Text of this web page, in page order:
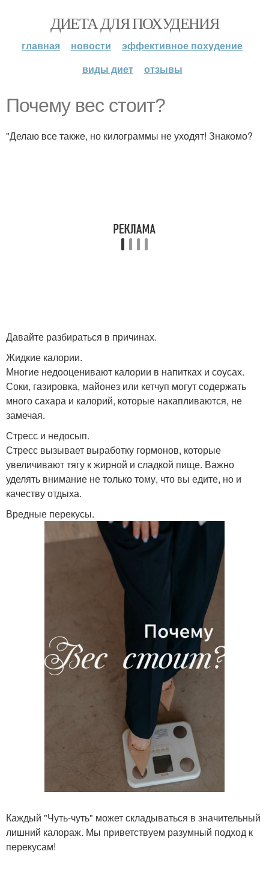
ДИЕТА ДЛЯ ПОХУДЕНИЯ
главная новости
эффективное похудение
виды диет
отзывы
Почему вес стоит?
"Делаю все также, но килограммы не уходят! Знакомо?
Давайте разбираться в причинах.
Жидкие калории.
Многие недооценивают калории в напитках и соусах.
Соки, газировка, майонез или кетчуп могут содержать
много сахара и калорий, которые накапливаются, не
замечая.
Стресс и недосып.
Стресс вызывает выработку гормонов, которые
увеличивают тягу к жирной и сладкой пище. Важно
уделять внимание не только тому, что вы едите, но и
качеству отдыха.
Вредные перекусы.
Каждый "Чуть-чуть" может складываться в значительный
лишний калораж. Мы приветствуем разумный подход к
перекусам!